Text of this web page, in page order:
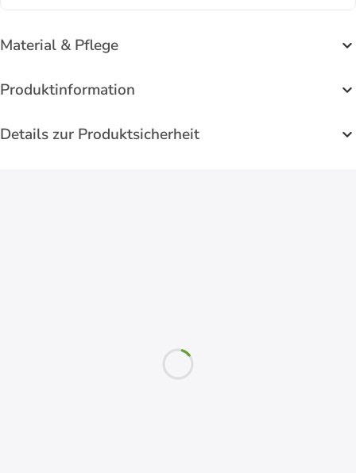
Material & Pflege
Produktinformation
Details zur Produktsicherheit